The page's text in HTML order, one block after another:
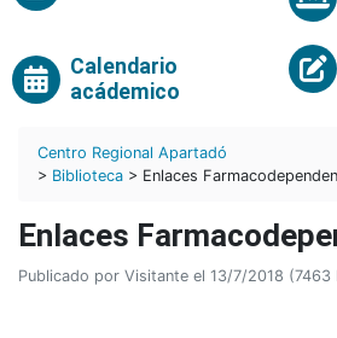
Calendario
acádemico
Centro Regional Apartadó
> Biblioteca > Enlaces
Enlaces
Publicado por Visitante el 13/7/2018 (7463